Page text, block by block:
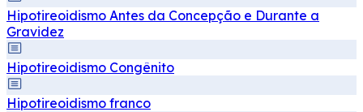
Hipotireoidismo Antes da Concepção e Durante a
Gravidez
Hipotireoidismo Congênito
Hipotireoidismo franco